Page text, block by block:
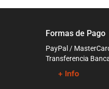
Formas de Pago
PayPal /
Transferencia
+ Info